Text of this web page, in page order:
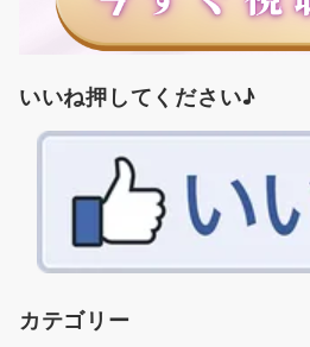
いいね押してください♪
カテゴリー